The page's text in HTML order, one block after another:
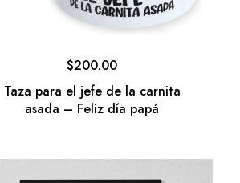
Taza para el jefe de la carnita
asada – Feliz día papá
$200.00